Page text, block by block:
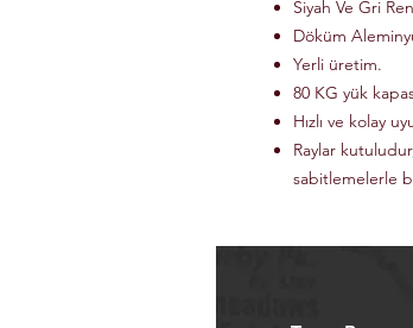
Siyah Ve Gri
Döküm
Yerli üretim.
80 KG yük
Hızlı ve kolay
Raylar
sabitlemelerle